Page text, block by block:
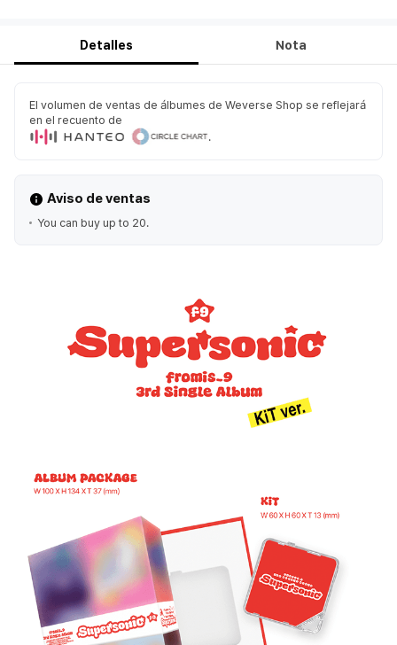
Detalles Nota
El volumen de ventas de álbumes de Weverse Shop se reflejará
en el recuento de
.
Aviso de ventas
You can buy up to 20.